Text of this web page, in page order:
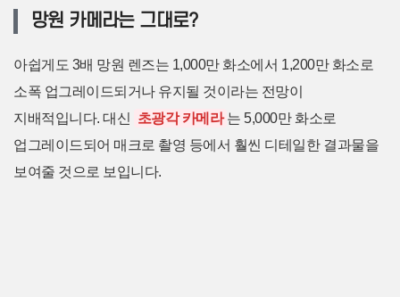
망원 카메라는 그대로?
아쉽게도 3배 망원 렌즈는 1,000만 화소에서 1,200만 화소로
소폭 업그레이드되거나 유지될 것이라는 전망이
지배적입니다. 대신
초광각 카메라 는 5,000만 화소로
업그레이드되어 매크로 촬영 등에서 훨씬 디테일한 결과물을
보여줄 것으로 보입니다.